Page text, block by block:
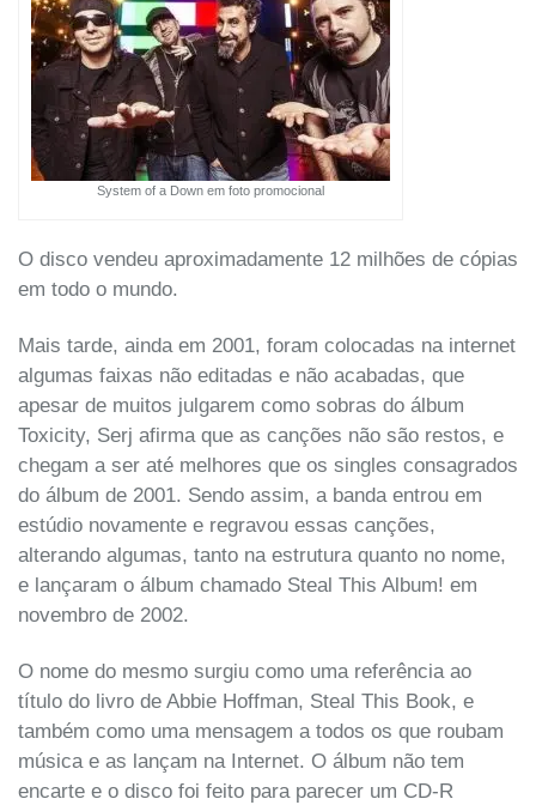
System of a Down em foto promocional
O disco vendeu aproximadamente 12 milhões de cópias
em todo o mundo.
Mais tarde, ainda em 2001, foram colocadas na internet
algumas faixas não editadas e não acabadas, que
apesar de muitos julgarem como sobras do álbum
Toxicity, Serj afirma que as canções não são restos, e
chegam a ser até melhores que os singles consagrados
do álbum de 2001. Sendo assim, a banda entrou em
estúdio novamente e regravou essas canções,
alterando algumas, tanto na estrutura quanto no nome,
e lançaram o álbum chamado Steal This Album! em
novembro de 2002.
O nome do mesmo surgiu como uma referência ao
título do livro de Abbie Hoffman, Steal This Book, e
também como uma mensagem a todos os que roubam
música e as lançam na Internet. O álbum não tem
encarte e o disco foi feito para parecer um CD-R